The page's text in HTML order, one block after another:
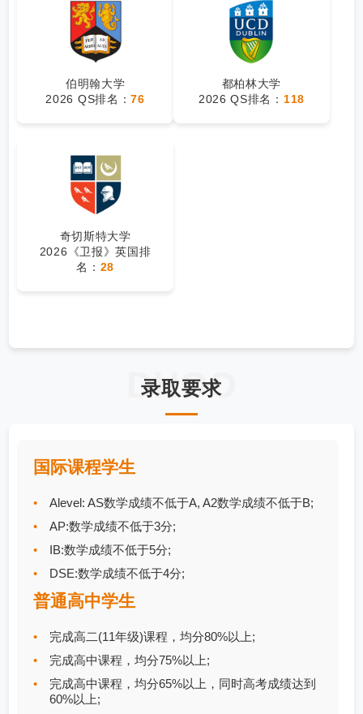
伯明翰大学
2026 QS排名：76
都柏林大学
2026 QS排名： 118
奇切斯特大学
2026《卫报》英国排
名： 28
DHOO
录取要求
国际课程学生
Alevel: AS数学成绩不低于A, A2数学成绩不低于B;
AP:数学成绩不低于3分;
IB:数学成绩不低于5分;
DSE:数学成绩不低于4分;
普通高中学生
完成高二(11年级)课程，均分80%以上;
完成高中课程，均分75%以上;
完成高中课程，均分65%以上，同时高考成绩达到
60%以上;